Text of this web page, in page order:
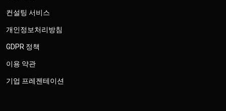
컨설팅 서비스
개인정보처리방침
GDPR 정책
이용 약관
기업 프레젠테이션